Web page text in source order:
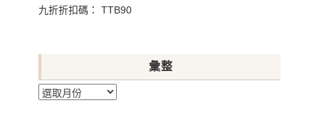
九折折扣碼： TTB90
彙整
彙